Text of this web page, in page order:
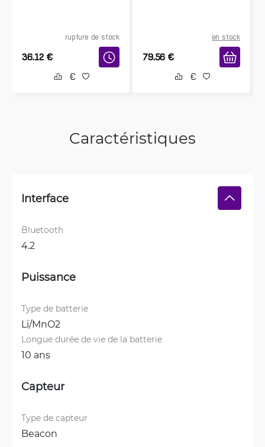
rupture de stock
36.12 €
en stock
79.56 €
Caractéristiques
Interface
Bluetooth
4.2
Puissance
Type de batterie
Li/MnO2
Longue durée de vie de la batterie
10 ans
Capteur
Type de capteur
Beacon